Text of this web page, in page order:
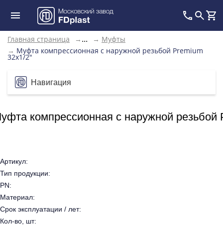
Главная страница → ... → Муфты
→ Муфта компрессионная с наружной резьбой Premium
32x1/2"
Навигация
компрессионная с наружной резьбой
Артикул:
Тип продукции:
PN:
Материал:
Срок эксплуатации / лет:
Кол-во, шт: